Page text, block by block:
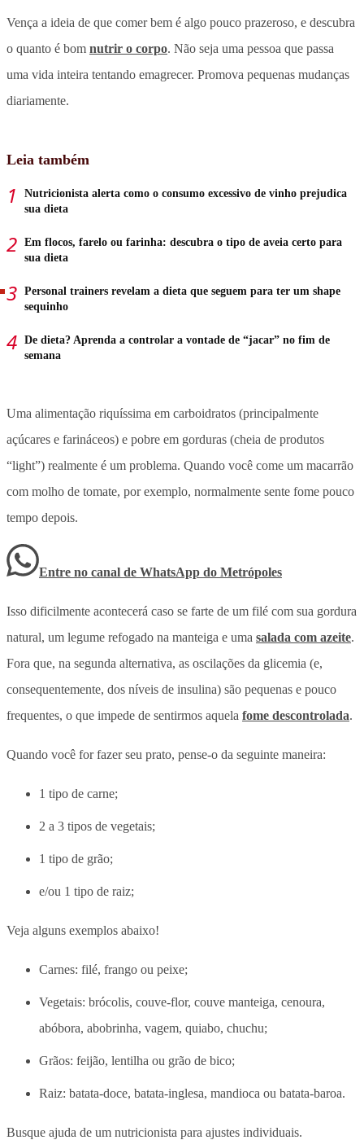
Vença a ideia de que comer bem é algo pouco prazeroso, e descubra
o quanto é bom nutrir o corpo. Não seja uma pessoa que passa
uma vida inteira tentando emagrecer. Promova pequenas mudanças
diariamente.
Leia também
Nutricionista alerta como o consumo excessivo de vinho prejudica
sua dieta
Em flocos, farelo ou farinha: descubra o tipo de aveia certo para
sua dieta
Personal trainers revelam a dieta que seguem para ter um shape
sequinho
De dieta? Aprenda a controlar a vontade de “jacar” no fim de
semana
Uma alimentação riquíssima em carboidratos (principalmente
açúcares e farináceos) e pobre em gorduras (cheia de produtos
“light”) realmente é um problema. Quando você come um macarrão
com molho de tomate, por exemplo, normalmente sente fome pouco
tempo depois.
Entre no canal de WhatsApp do Metrópoles
Isso dificilmente acontecerá caso se farte de um filé com sua gordura
natural, um legume refogado na manteiga e uma salada com azeite.
Fora que, na segunda alternativa, as oscilações da glicemia (e,
consequentemente, dos níveis de insulina) são pequenas e pouco
frequentes, o que impede de sentirmos aquela fome descontrolada.
Quando você for fazer seu prato, pense-o da seguinte maneira:
1 tipo de carne;
2 a 3 tipos de vegetais;
1 tipo de grão;
e/ou 1 tipo de raiz;
Veja alguns exemplos abaixo!
Carnes: filé, frango ou peixe;
Vegetais: brócolis, couve-flor, couve manteiga, cenoura,
abóbora, abobrinha, vagem, quiabo, chuchu;
Grãos: feijão, lentilha ou grão de bico;
Raiz: batata-doce, batata-inglesa, mandioca ou batata-baroa.
Busque ajuda de um nutricionista para ajustes individuais.